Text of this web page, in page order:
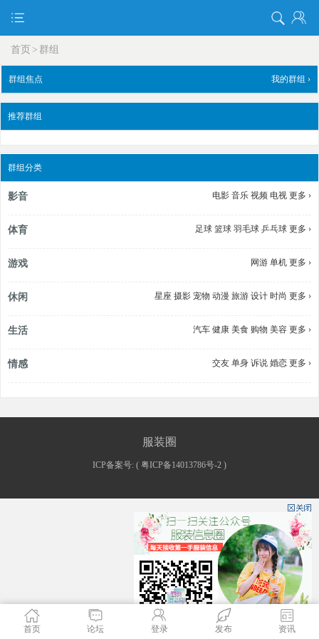
首页 > 群组
我的群组 ›
群组焦点
推荐群组
群组分类
电影 音乐 视频 电视 更多 ›
影音
足球 篮球 羽毛球 乒乓球 更多 ›
体育
网游 单机 更多 ›
游戏
星座 摄影 宠物 动漫 旅游 设计 时尚 更多 ›
休闲
汽车 健康 美食 购物 美容 更多 ›
生活
交友 单身 诉说 婚恋 更多 ›
情感
服装圈
ICP备案号: ( 粤ICP备14013786号-2 )
首页 论坛 登录 发布 资讯